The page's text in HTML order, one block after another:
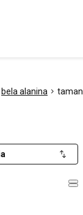
bela alanina